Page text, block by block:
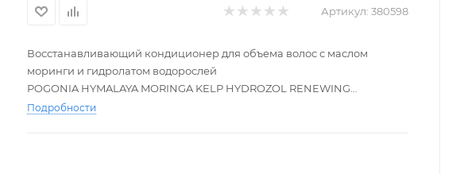
Артикул: 380598
Восстанавливающий кондиционер для объема волос с маслом
моринги и гидролатом водорослей
POGONIA HYMALAYA MORINGA KELP HYDROZOL RENEWING
TREATMENT
Подробности